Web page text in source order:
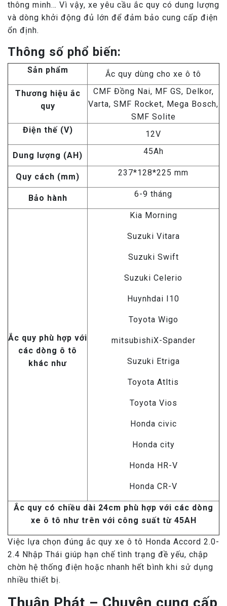
thông minh… Vì vậy, xe yêu cầu ắc quy có dung lượng
và dòng khởi động đủ lớn để đảm bảo cung cấp điện
ổn định.
Thông số phổ biến:
Sản phẩm
Ắc quy dùng cho xe ô tô
Thương hiệu ắc
quy
CMF Đồng Nai, MF GS, Delkor,
Varta, SMF Rocket, Mega Bosch,
SMF Solite
Điện thế (V)
12V
Dung lượng (AH) 45Ah
Quy cách (mm) 237*128*225 mm
Bảo hành 6-9 tháng
Ắc quy phù hợp với
các dòng ô tô
khác như
Kia Morning
Suzuki Vitara
Suzuki Swift
Suzuki Celerio
Huynhdai I10
Toyota Wigo
mitsubishiX-Spander
Suzuki Etriga
Toyota Atltis
Toyota Vios
Honda civic
Honda city
Honda HR-V
Honda CR-V
Ắc quy có chiều dài 24cm phù hợp với các dòng
xe ô tô như trên với công suất từ 45AH
Việc lựa chọn đúng ắc quy xe ô tô Honda Accord 2.0-
2.4 Nhập Thái giúp hạn chế tình trạng đề yếu, chập
chờn hệ thống điện hoặc nhanh hết bình khi sử dụng
nhiều thiết bị.